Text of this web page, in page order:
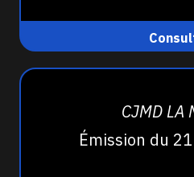
CJMD LA
Émission du